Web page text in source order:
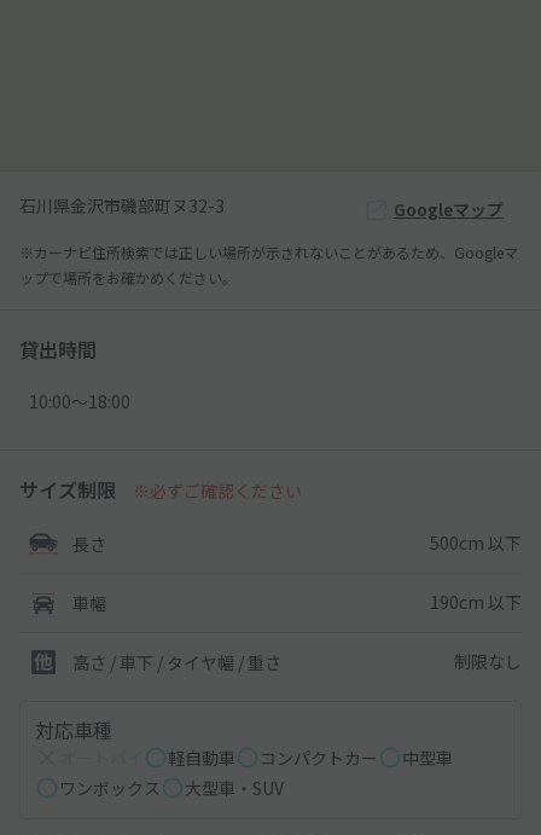
石川県金沢市磯部町ヌ32-3 Googleマップ
※カーナビ住所検索では正しい場所が示されないことがあるため、Googleマ
ップで場所をお確かめください。
貸出時間
10:00〜18:00
サイズ制限 ※必ずご確認ください
長さ 500cm 以下
車幅 190cm 以下
高さ / 車下 / タイヤ幅 / 重さ 制限なし
対応車種
軽自動車 コンパクトカー
中型車
ワンボックス
大型車・SUV